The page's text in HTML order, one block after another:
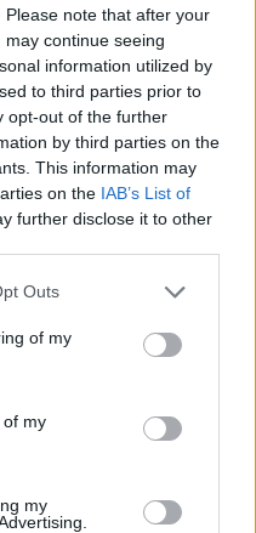
note that after your
continue seeing
information utilized by
to third parties prior to
opt-out of the further
by third parties on the
This information may
on the IAB’s List of
further disclose it to other
Outs
of my
of my
my